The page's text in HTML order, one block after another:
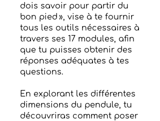
dois savoir pour partir du
bon pied », vise à te fournir
tous les outils nécessaires à
travers ses 17 modules, afin
que tu puisses obtenir des
réponses adéquates à tes
questions.
En explorant les différentes
dimensions du pendule, tu
découvriras comment poser